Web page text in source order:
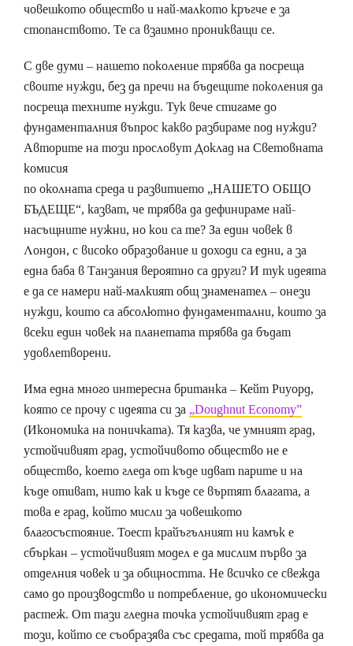
човешкото общество и най-малкото кръгче е за
стопанството. Те са взаимно проникващи се.
С две думи – нашето поколение трябва да посреща
своите нужди, без да пречи на бъдещите поколения да
посреща техните нужди. Тук вече стигаме до
фундаменталния въпрос какво разбираме под нужди?
Авторите на този прословут Доклад на Световната
комисия
по околната среда и развитието „НАШЕТО ОБЩО
БЪДЕЩЕ“, казват, че трябва да дефинираме най-
насъщните нужни, но кои са те? За един човек в
Лондон, с високо образование и доходи са едни, а за
една баба в Танзания вероятно са други? И тук идеята
е да се намери най-малкият общ знаменател – онези
нужди, които са абсолютно фундаментални, които за
всеки един човек на планетата трябва да бъдат
удовлетворени.
Има една много интересна британка – Кейт Риуорд,
която се прочу с идеята си за „Doughnut Economy”
(Икономика на поничката). Тя казва, че умният град,
устойчивият град, устойчивото общество не е
общество, което гледа от къде идват парите и на
къде отиват, нито как и къде се въртят благата, а
това е град, който мисли за човешкото
благосъстояние. Тоест крайъгълният ни камък е
сбъркан – устойчивият модел е да мислим първо за
отделния човек и за общността. Не всичко се свежда
само до производство и потребление, до икономически
растеж. От тази гледна точка устойчивият град е
този, който се съобразява със средата, той трябва да